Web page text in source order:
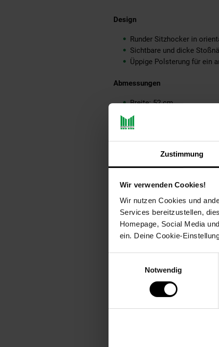
Zustimmung
Wir verwenden Cookies!
Wir nutzen Cookies und
Services bereitzustellen,
Homepage, Social Media
ein. Deine Cookie-
Notwendig
Design
Runder Sitzhocker in
Sichtbare und dicke
Üppige Polsterung für ein
Abmessungen
Breite: 52 cm
Höhe: 40 cm
Tiefe: 52 cm
Kompletter Sitzhocker:
Besonderheiten
In liebevoller Handarbeit
Hochwertiges und
Die Oberfläche bekommt,
Empfohlene
Sitzflächenbezug:
Hockerunterseite: Stoff